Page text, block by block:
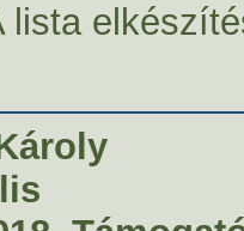
lista